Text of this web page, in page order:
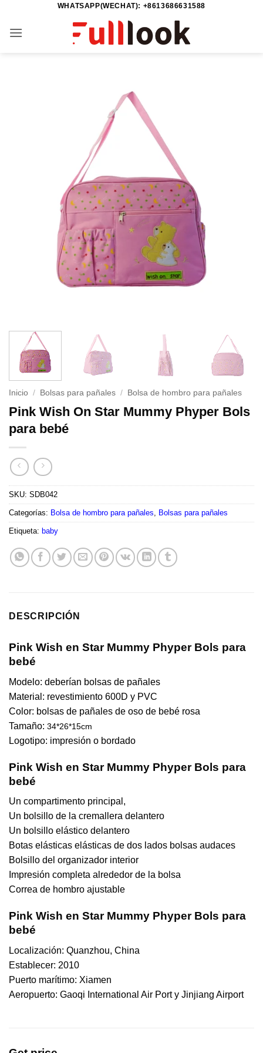
contenido
WHATSAPP(WECHAT): +8613686631588
Inicio / Bolsas para pañales / Bolsa de hombro para pañales
Pink Wish On Star Mummy Phyper Bols
para bebé
SKU: SDB042
Categorías: Bolsa de hombro para pañales, Bolsas para pañales
Etiqueta: baby
DESCRIPCIÓN
Pink Wish en Star Mummy Phyper Bols para
bebé
Modelo: deberían bolsas de pañales
Material: revestimiento 600D y PVC
Color: bolsas de pañales de oso de bebé rosa
Tamaño: 34*26*15cm
Logotipo: impresión o bordado
Pink Wish en Star Mummy Phyper Bols para
bebé
Un compartimento principal,
Un bolsillo de la cremallera delantero
Un bolsillo elástico delantero
Botas elásticas elásticas de dos lados bolsas audaces
Bolsillo del organizador interior
Impresión completa alrededor de la bolsa
Correa de hombro ajustable
Pink Wish en Star Mummy Phyper Bols para
bebé
Localización: Quanzhou, China
Establecer: 2010
Puerto marítimo: Xiamen
Aeropuerto: Gaoqi International Air Port y Jinjiang Airport